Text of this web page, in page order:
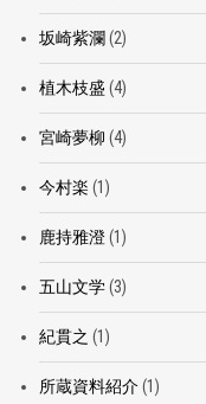
坂崎紫瀾 (2)
植木枝盛 (4)
宮崎夢柳 (4)
今村楽 (1)
鹿持雅澄(1)
五山文学(3)
紀貫之 (1)
所蔵資料紹介(1)